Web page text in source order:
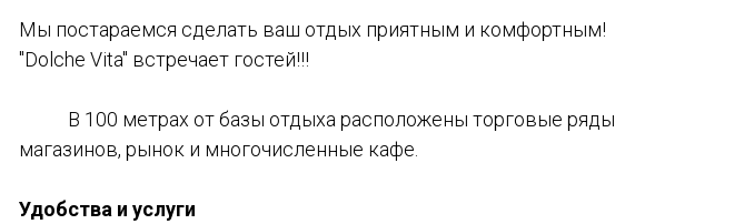
Мы постараемся сделать ваш отдых приятным и комфортным!
"Dolche Vita" встречает гостей!!!
В 100 метрах от базы отдыха расположены торговые ряды
магазинов, рынок и многочисленные кафе.
Удобства и услуги